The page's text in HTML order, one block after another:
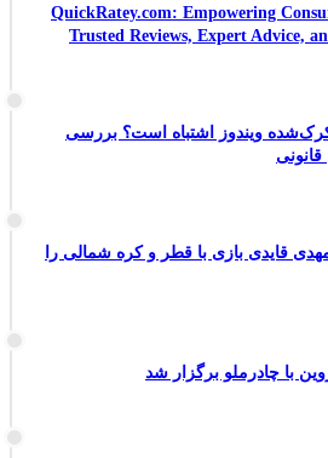
QuickRatey.com: Empowering
Trusted Reviews, Expert Advice,
ویندوز اشتباه است؟ بررسی
قایدی بازی با قطر و کره شمالی را
با چادرملو برگزار شد